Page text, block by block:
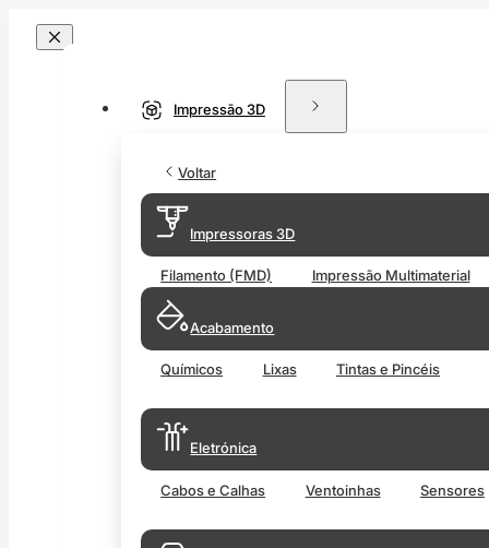
Impressão 3D
Voltar
Impressoras 3D
Filamento (FMD) Impressão Multimaterial
Acabamento
Químicos Lixas Tintas e Pincéis
Eletrónica
Cabos e Calhas Ventoinhas Sensores